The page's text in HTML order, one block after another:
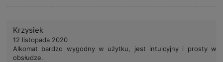
Krzysiek
12 listopada 2020
Alkomat bardzo wygodny w użytku, jest intuicyjny i prosty w
obsłudze.